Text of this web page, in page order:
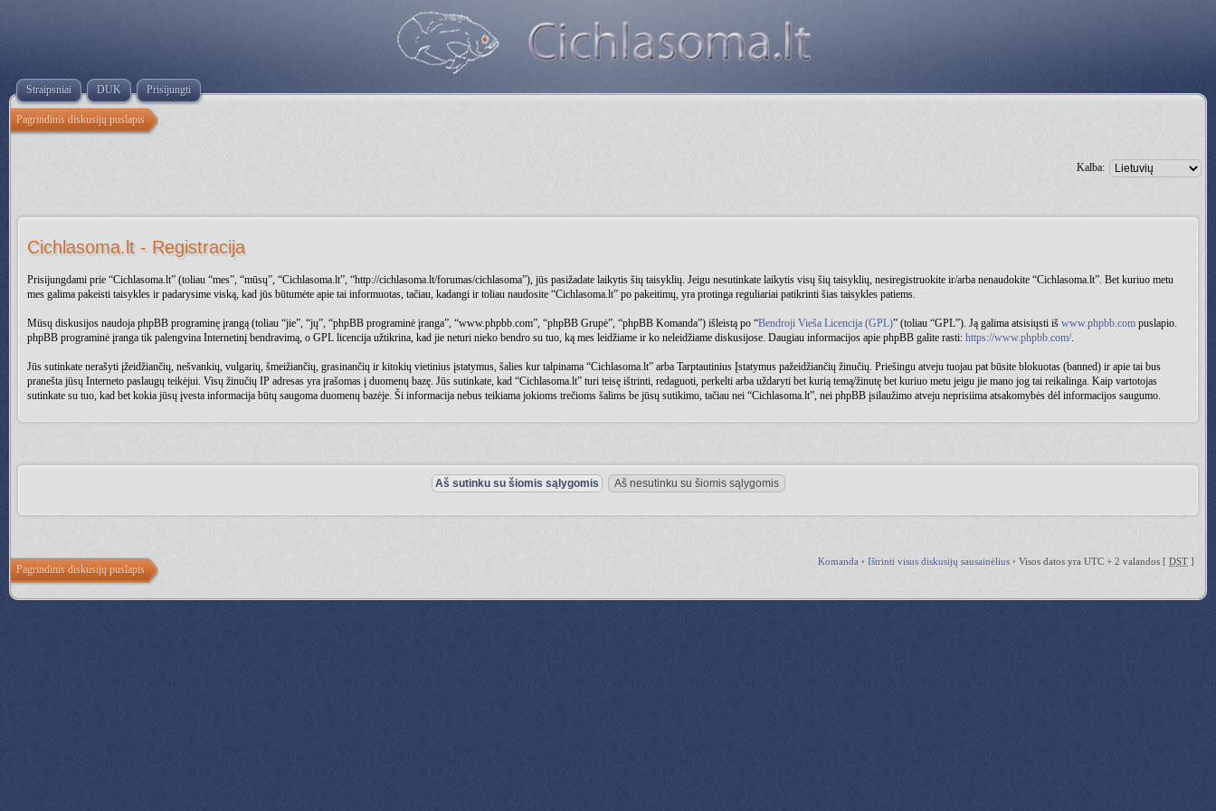
Straipsniai DUK Prisijungti
Pagrindinis diskusijų puslapis
Kalba:
Cichlasoma.lt - Registracija
Prisijungdami prie “Cichlasoma.lt” (toliau “mes”, “mūsų”, “Cichlasoma.lt”, “http://cichlasoma.lt/forumas/cichlasoma”), jūs pasižadate laikytis šių taisyklių. Jeigu nesutinkate laikytis visų šių taisyklių, nesiregistruokite ir/arba nenaudokite “Cichlasoma.lt”. Bet kuriuo metu
mes galima pakeisti taisykles ir padarysime viską, kad jūs būtumėte apie tai informuotas, tačiau, kadangi ir toliau naudosite “Cichlasoma.lt” po pakeitimų, yra protinga reguliariai patikrinti šias taisykles patiems.
Mūsų diskusijos naudoja phpBB programinę įrangą (toliau “jie”, “jų”, “phpBB programinė įranga”, “www.phpbb.com”, “phpBB Grupė”, “phpBB Komanda”) išleistą po “Bendroji Vieša Licencija (GPL)” (toliau “GPL”). Ją galima atsisiųsti iš www.phpbb.com puslapio.
phpBB programinė įranga tik palengvina Internetinį bendravimą, o GPL licencija užtikrina, kad jie neturi nieko bendro su tuo, ką mes leidžiame ir ko neleidžiame diskusijose. Daugiau informacijos apie phpBB galite rasti: https://www.phpbb.com/.
Jūs sutinkate nerašyti įžeidžiančių, nešvankių, vulgarių, šmeižiančių, grasinančių ir kitokių vietinius įstatymus, šalies kur talpinama “Cichlasoma.lt” arba Tarptautinius Įstatymus pažeidžiančių žinučių. Priešingu atveju tuojau pat būsite blokuotas (banned) ir apie tai bus
pranešta jūsų Interneto paslaugų teikėjui. Visų žinučių IP adresas yra įrašomas į duomenų bazę. Jūs sutinkate, kad “Cichlasoma.lt” turi teisę ištrinti, redaguoti, perkelti arba uždaryti bet kurią temą/žinutę bet kuriuo metu jeigu jie mano jog tai reikalinga. Kaip vartotojas
sutinkate su tuo, kad bet kokia jūsų įvesta informacija būtų saugoma duomenų bazėje. Ši informacija nebus teikiama jokioms trečioms šalims be jūsų sutikimo, tačiau nei “Cichlasoma.lt”, nei phpBB įsilaužimo atveju neprisiima atsakomybės dėl informacijos saugumo.
Komanda • Ištrinti visus diskusijų sausainėlius • Visos datos yra UTC + 2 valandos [ DST ]
Pagrindinis diskusijų puslapis